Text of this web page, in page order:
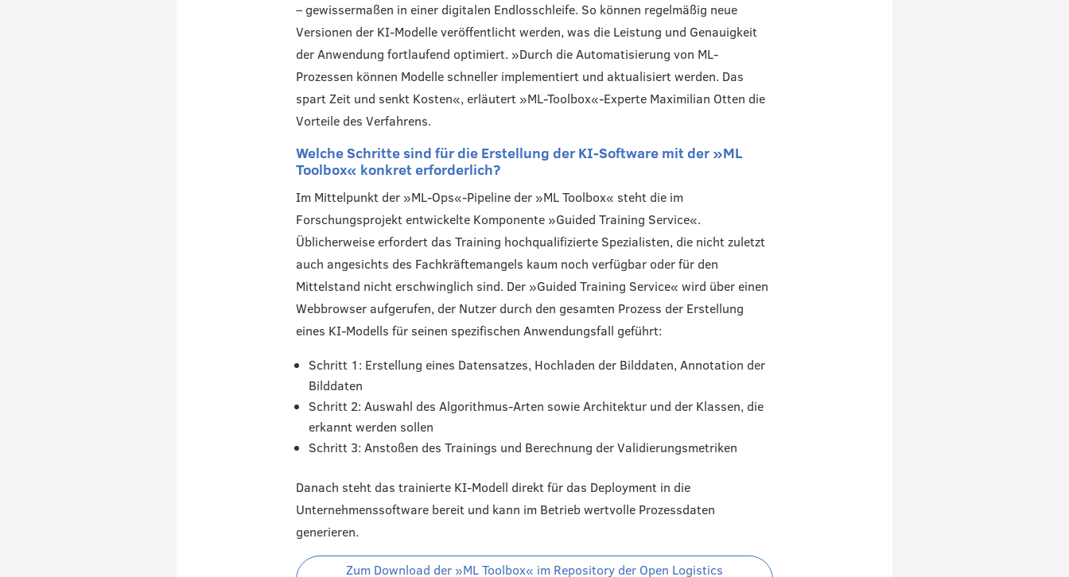
– gewissermaßen in einer digitalen Endlosschleife. So können regelmäßig neue
Versionen der KI-Modelle veröffentlicht werden, was die Leistung und Genauigkeit
der Anwendung fortlaufend optimiert. »Durch die Automatisierung von ML-
Prozessen können Modelle schneller implementiert und aktualisiert werden. Das
spart Zeit und senkt Kosten«, erläutert »ML-Toolbox«-Experte Maximilian Otten die
Vorteile des Verfahrens.
Welche Schritte sind für die Erstellung der KI-Software mit der »ML
Toolbox« konkret erforderlich?
Im Mittelpunkt der »ML-Ops«-Pipeline der »ML Toolbox« steht die im
Forschungsprojekt entwickelte Komponente »Guided Training Service«.
Üblicherweise erfordert das Training hochqualifizierte Spezialisten, die nicht zuletzt
auch angesichts des Fachkräftemangels kaum noch verfügbar oder für den
Mittelstand nicht erschwinglich sind. Der »Guided Training Service« wird über einen
Webbrowser aufgerufen, der Nutzer durch den gesamten Prozess der Erstellung
eines KI-Modells für seinen spezifischen Anwendungsfall geführt:
Schritt 1: Erstellung eines Datensatzes, Hochladen der Bilddaten, Annotation der
Bilddaten
Schritt 2: Auswahl des Algorithmus-Arten sowie Architektur und der Klassen, die
erkannt werden sollen
Schritt 3: Anstoßen des Trainings und Berechnung der Validierungsmetriken
Danach steht das trainierte KI-Modell direkt für das Deployment in die
Unternehmenssoftware bereit und kann im Betrieb wertvolle Prozessdaten
generieren.
Zum Download der »ML Toolbox« im Repository der Open Logistics